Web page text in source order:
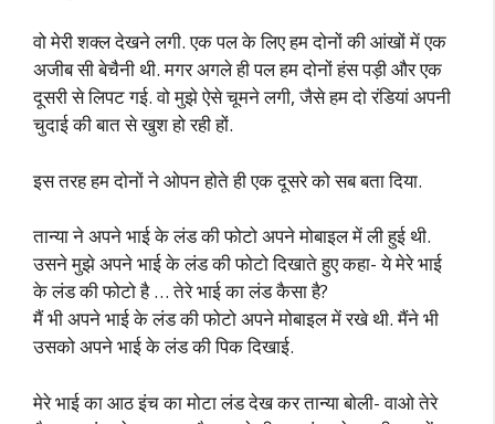
वो मेरी शक्ल देखने लगी. एक पल के लिए हम दोनों की आंखों में एक
अजीब सी बेचैनी थी. मगर अगले ही पल हम दोनों हंस पड़ी और एक
दूसरी से लिपट गई. वो मुझे ऐसे चूमने लगी, जैसे हम दो रंडियां अपनी
चुदाई की बात से खुश हो रही हों.
इस तरह हम दोनों ने ओपन होते ही एक दूसरे को सब बता दिया.
तान्या ने अपने भाई के लंड की फोटो अपने मोबाइल में ली हुई थी.
उसने मुझे अपने भाई के लंड की फोटो दिखाते हुए कहा- ये मेरे भाई
के लंड की फोटो है … तेरे भाई का लंड कैसा है?
मैं भी अपने भाई के लंड की फोटो अपने मोबाइल में रखे थी. मैंने भी
उसको अपने भाई के लंड की पिक दिखाई.
मेरे भाई का आठ इंच का मोटा लंड देख कर तान्या बोली- वाओ तेरे